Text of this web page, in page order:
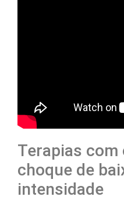
Terapias com
choque de
intensidade